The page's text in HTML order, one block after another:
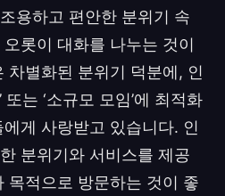
용하고 편안한 분위기 속
롯이 대화를 나누는 것이
차별화된 분위기 덕분에, 인
또는 ‘소규모 모임’에 최적화
게 사랑받고 있습니다. 인
분위기와 서비스를 제공
목적으로 방문하는 것이 좋